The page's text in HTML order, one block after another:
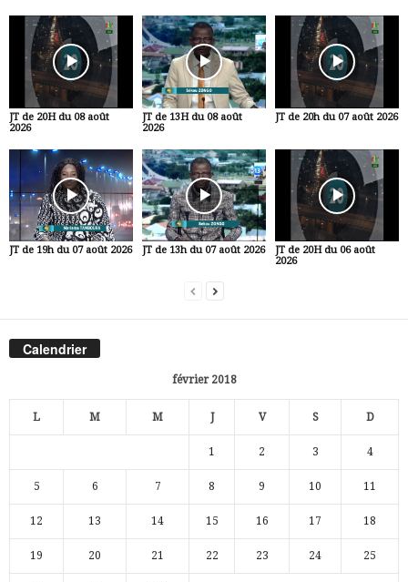
JT de 20H du 08 août
2026
JT de 13H du 08 août
2026
JT de 20h du 07 août 2026
JT de 19h du 07 août 2026 JT de 13h du 07 août 2026
JT de 20H du 06 août
2026
Calendrier
février 2018
L M M J V S D
1 2 3 4
5 6 7 8 9 10 11
12 13 14 15 16 17 18
19 20 21 22 23 24 25